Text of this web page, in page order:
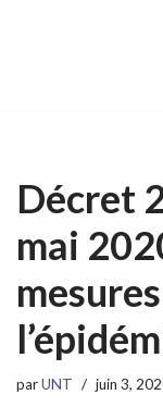
Décret
mai
parUNT juin 3,